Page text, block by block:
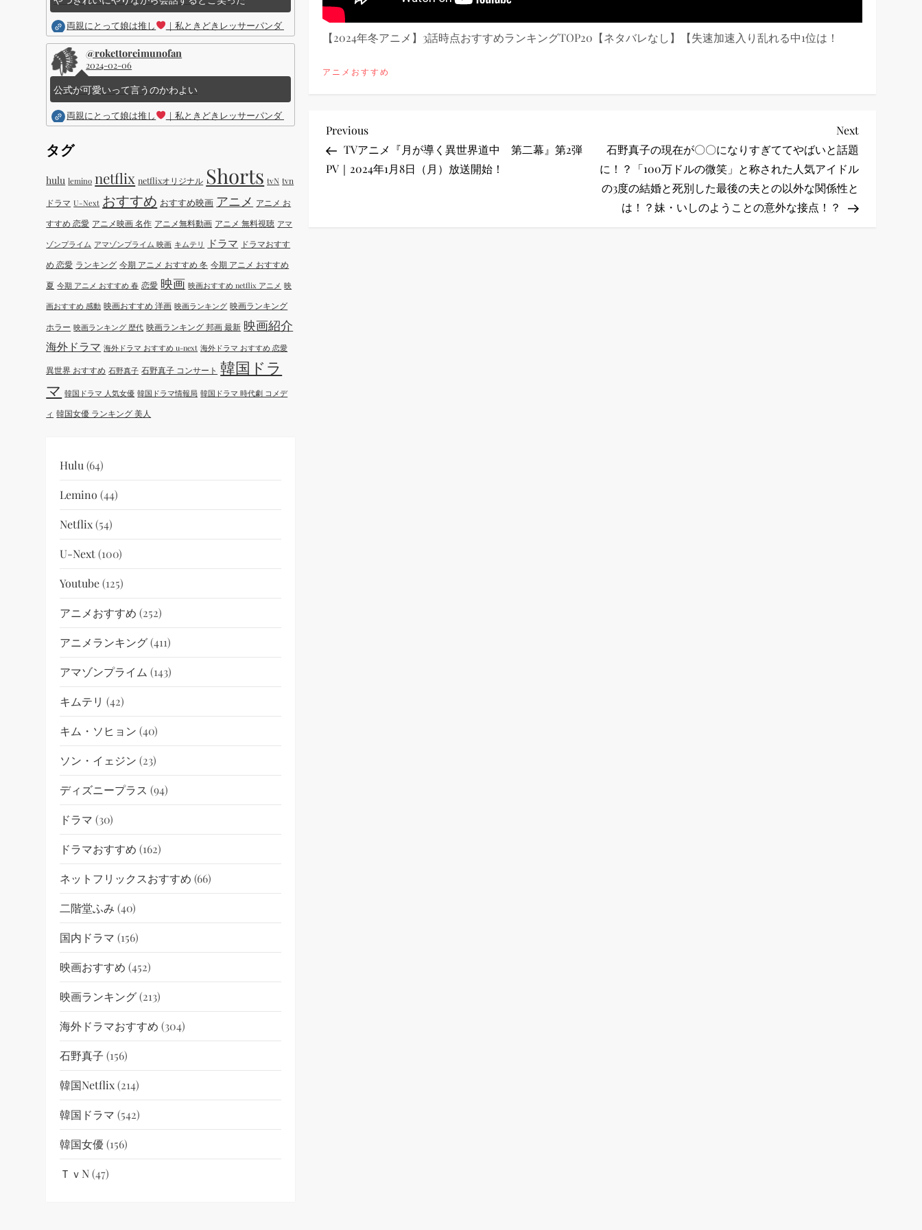
【2024年冬アニメ】3話時点おすすめランキングTOP20【ネタバレなし】【失速加速入り乱れる中1位は！
アニメおすすめ
投
稿
Previous
Post
Previous
TVアニメ『月が導く異世界道中 第二幕』第2弾
PV｜2024年1月8日（月）放送開始！
Next
Next
石野真子の現在が〇〇になりすぎててやばいと話題
に！？「100万ドルの微笑」と称された人気アイドル
の3度の結婚と死別した最後の夫との以外な関係性と
は！？妹・いしのようことの意外な接点！？
両親にとって娘は推し ｜私ときどきレッサーパンダ ｜Disney (ディズニープラス）
@rokettoreimunofan
2024-02-06
公式が可愛いって言うのかわよい
両親にとって娘は推し ｜私ときどきレッサーパンダ ｜Disney (ディズニープラス）
タグ
hulu lemino netflix netflixオリジナル Shorts tvN tvn
ドラマ U-Next おすすめ おすすめ映画 アニメ アニメ お
すすめ 恋愛 アニメ映画 名作 アニメ無料動画 アニメ 無料視聴 アマ
ゾンプライム アマゾンプライム 映画 キムテリ ドラマ ドラマおすす
め 恋愛 ランキング 今期 アニメ おすすめ 冬 今期 アニメ おすすめ
夏 今期 アニメ おすすめ 春 恋愛 映画 映画おすすめ netflix アニメ 映
画おすすめ 感動 映画おすすめ 洋画 映画ランキング 映画ランキング
ホラー 映画ランキング 歴代 映画ランキング 邦画 最新 映画紹介
海外ドラマ 海外ドラマ おすすめ u-next 海外ドラマ おすすめ 恋愛
異世界 おすすめ 石野真子 石野真子 コンサート 韓国ドラ
マ 韓国ドラマ 人気女優 韓国ドラマ情報局 韓国ドラマ 時代劇 コメデ
ィ 韓国女優 ランキング 美人
Hulu (64)
Lemino (44)
Netflix(54)
U-Next(100)
Youtube(125)
アニメおすすめ (252)
アニメランキング(411)
アマゾンプライム (143)
キムテリ (42)
キム・ソヒョン (40)
ソン・イェジン (23)
ディズニープラス (94)
ドラマ (30)
ドラマおすすめ (162)
ネットフリックスおすすめ (66)
二階堂ふみ (40)
国内ドラマ (156)
映画おすすめ (452)
映画ランキング(213)
海外ドラマおすすめ (304)
石野真子 (156)
韓国netflix(214)
韓国ドラマ (542)
韓国女優(156)
ＴｖN(47)